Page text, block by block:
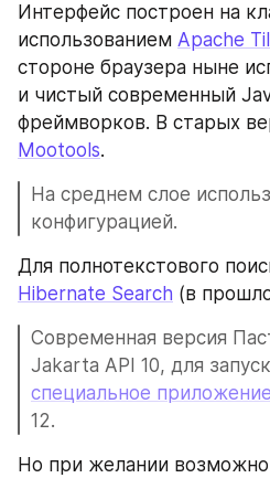
Интерфейс построен на
использованием Apache
стороне браузера ныне
и чистый современный
Mootools.
На среднем слое
конфигурацией.
Hibernate Search (в
Современная версия
специальное приложение
12.
Но при желании